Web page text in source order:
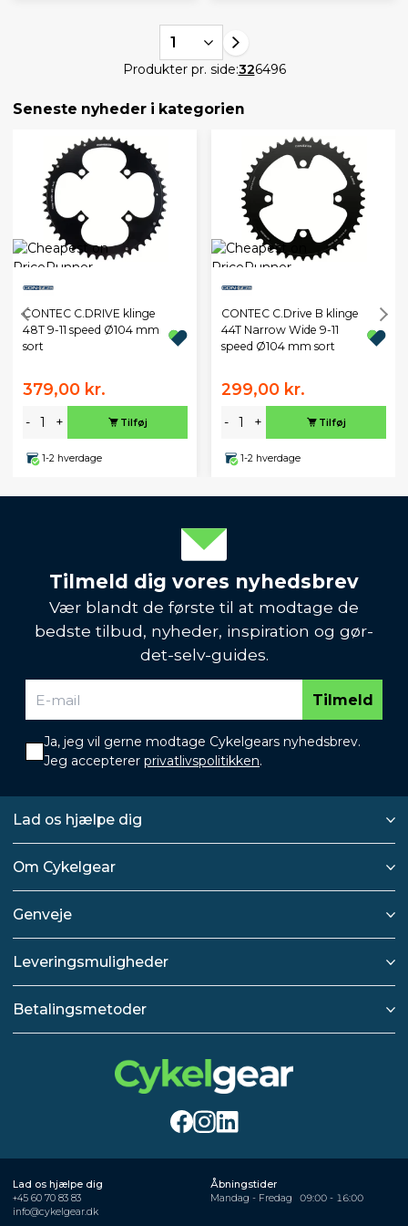
1
Produkter pr. side:326496
Seneste nyheder i kategorien
CONTEC C.DRIVE klinge
48T 9-11 speed Ø104 mm
sort
379,00 kr.
- + Tilføj
1-2 hverdage
CONTEC C.Drive B klinge
44T Narrow Wide 9-11
speed Ø104 mm sort
299,00 kr.
- + Tilføj
1-2 hverdage
Tilmeld dig vores nyhedsbrev
Vær blandt de første til at modtage de
bedste tilbud, nyheder, inspiration og gør-
det-selv-guides.
Tilmeld
Ja, jeg vil gerne modtage Cykelgears nyhedsbrev.
Jeg accepterer privatlivspolitikken.
Lad os hjælpe dig
Om Cykelgear
Genveje
Leveringsmuligheder
Betalingsmetoder
Lad os hjælpe dig
+45 60 70 83 83
info@cykelgear.dk
Åbningstider
Mandag - Fredag
09:00 - 16:00